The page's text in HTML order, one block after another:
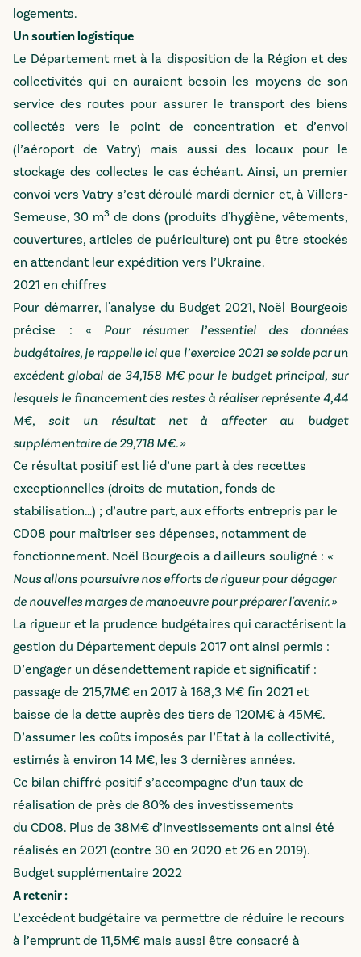
logements.
Un soutien logistique
Le Département met à la disposition de la Région et des
collectivités qui en auraient besoin les moyens de son
service des routes pour assurer le transport des biens
collectés vers le point de concentration et d’envoi
(l’aéroport de Vatry) mais aussi des locaux pour le
stockage des collectes le cas échéant. Ainsi, un premier
convoi vers Vatry s’est déroulé mardi dernier et, à Villers-
Semeuse, 30 m3 de dons (produits d'hygiène, vêtements,
couvertures, articles de puériculture) ont pu être stockés
en attendant leur expédition vers l’Ukraine.
2021 en chiffres
Pour démarrer, l'analyse du Budget 2021, Noël Bourgeois
précise : « Pour résumer l’essentiel des données
budgétaires, je rappelle ici que l’exercice 2021 se solde par un
excédent global de 34,158 M€ pour le budget principal, sur
lesquels le financement des restes à réaliser représente 4,44
M€, soit un résultat net à affecter au budget
supplémentaire de 29,718 M€. »
Ce résultat positif est lié d’une part à des recettes
exceptionnelles (droits de mutation, fonds de
stabilisation…) ; d’autre part, aux efforts entrepris par le
CD08 pour maîtriser ses dépenses, notamment de
fonctionnement. Noël Bourgeois a d'ailleurs souligné : «
Nous allons poursuivre nos efforts de rigueur pour dégager
de nouvelles marges de manoeuvre pour préparer l'avenir. »
La rigueur et la prudence budgétaires qui caractérisent la
gestion du Département depuis 2017 ont ainsi permis :
D’engager un désendettement rapide et significatif :
passage de 215,7M€ en 2017 à 168,3 M€ fin 2021 et
baisse de la dette auprès des tiers de 120M€ à 45M€.
D’assumer les coûts imposés par l’Etat à la collectivité,
estimés à environ 14 M€, les 3 dernières années.
Ce bilan chiffré positif s’accompagne d’un taux de
réalisation de près de 80% des investissements
du CD08. Plus de 38M€ d’investissements ont ainsi été
réalisés en 2021 (contre 30 en 2020 et 26 en 2019).
Budget supplémentaire 2022
A retenir :
L’excédent budgétaire va permettre de réduire le recours
à l’emprunt de 11,5M€ mais aussi être consacré à